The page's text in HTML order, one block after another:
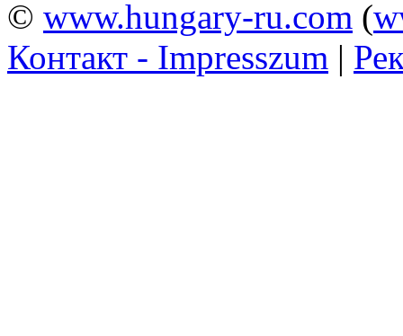
© www.hungary-ru.com (
Контакт - Impresszum |